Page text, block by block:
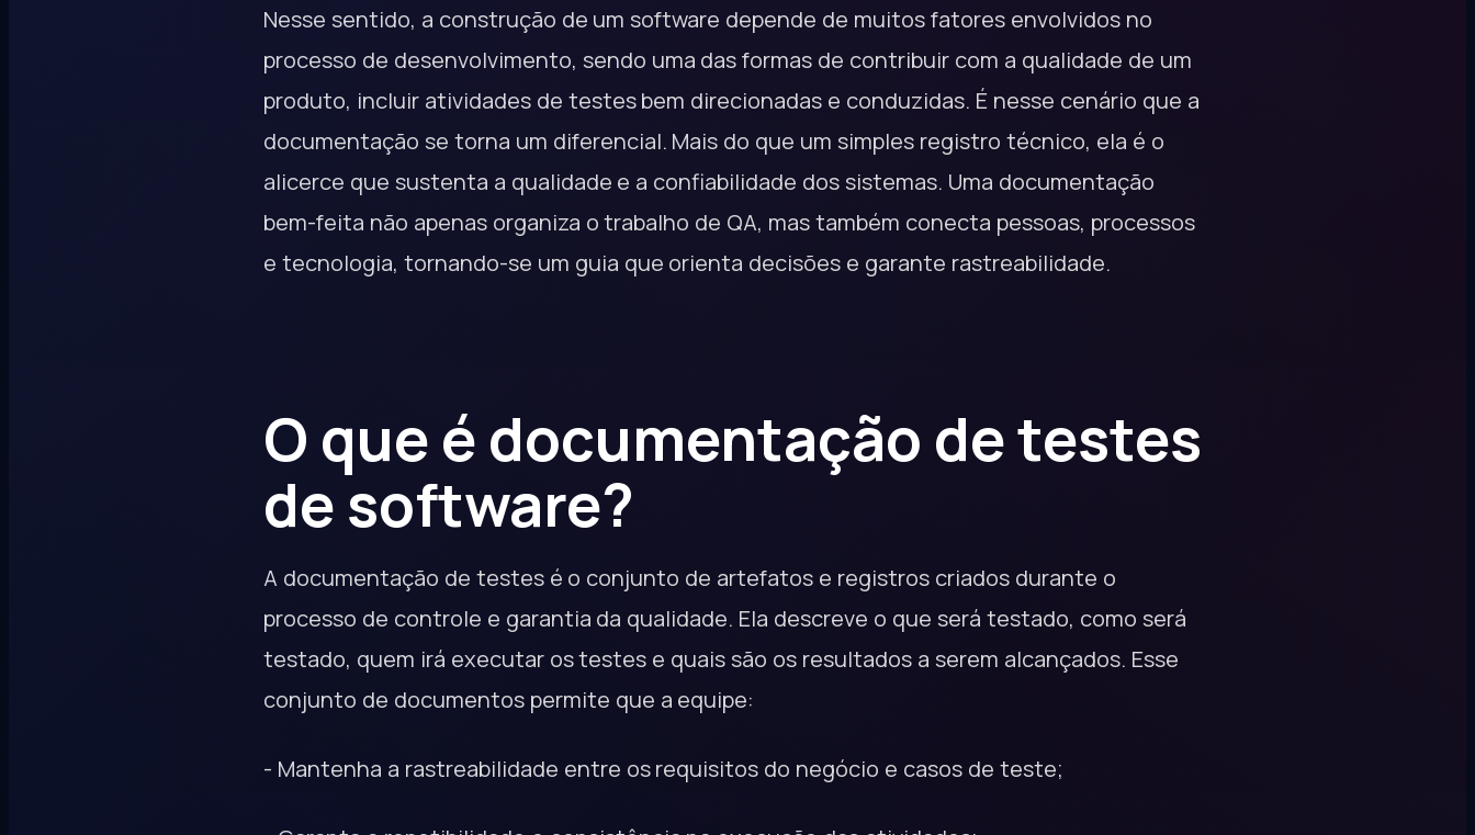
Nesse sentido, a construção de um software depende de muitos fatores envolvidos no
processo de desenvolvimento, sendo uma das formas de contribuir com a qualidade de um
produto, incluir atividades de testes bem direcionadas e conduzidas. É nesse cenário que a
documentação se torna um diferencial. Mais do que um simples registro técnico, ela é o
alicerce que sustenta a qualidade e a confiabilidade dos sistemas. Uma documentação
bem-feita não apenas organiza o trabalho de QA, mas também conecta pessoas, processos
e tecnologia, tornando-se um guia que orienta decisões e garante rastreabilidade.
O que é documentação de testes
de software?
A documentação de testes é o conjunto de artefatos e registros criados durante o
processo de controle e garantia da qualidade. Ela descreve o que será testado, como será
testado, quem irá executar os testes e quais são os resultados a serem alcançados. Esse
conjunto de documentos permite que a equipe:
- Mantenha a rastreabilidade entre os requisitos do negócio e casos de teste;